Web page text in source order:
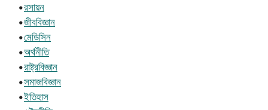
•রসায়ন
•জীববিজ্ঞান
•মেডিসিন
•অর্থনীতি
•রাষ্ট্রবিজ্ঞান
•সমাজবিজ্ঞান
•ইতিহাস